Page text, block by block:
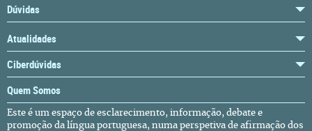
Dúvidas
Atualidades
Ciberdúvidas
Quem Somos
Este é um espaço de esclarecimento, informação, debate e
promoção da língua portuguesa, numa perspetiva de afirmação dos